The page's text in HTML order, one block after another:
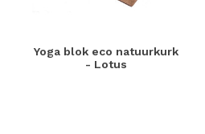
Yoga blok eco natuurkurk
- Lotus